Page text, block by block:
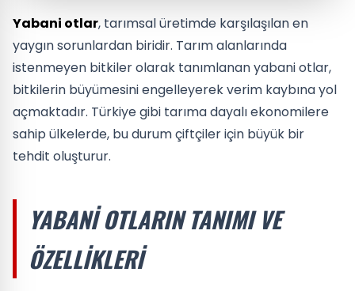
Yabani otlar, tarımsal üretimde karşılaşılan en
yaygın sorunlardan biridir. Tarım alanlarında
istenmeyen bitkiler olarak tanımlanan yabani otlar,
bitkilerin büyümesini engelleyerek verim kaybına yol
açmaktadır. Türkiye gibi tarıma dayalı ekonomilere
sahip ülkelerde, bu durum çiftçiler için büyük bir
tehdit oluşturur.
YABANI OTLARIN TANIMI VE
ÖZELLIKLERI